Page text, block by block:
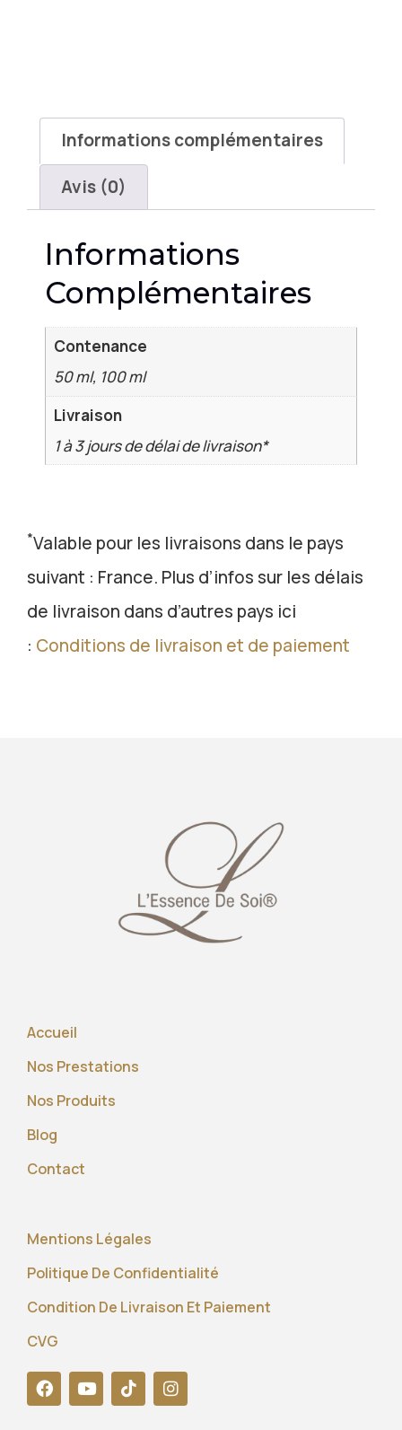
Informations complémentaires
Avis (0)
Informations
Complémentaires
Contenance
50 ml, 100 ml
Livraison
1 à 3 jours de délai de livraison*
*Valable pour les livraisons dans le pays
suivant : France. Plus d’infos sur les délais
de livraison dans d’autres pays ici
: Conditions de livraison et de paiement
Accueil
Nos Prestations
Nos Produits
Blog
Contact
Mentions Légales
Politique De Confidentialité
Condition De Livraison Et Paiement
CVG